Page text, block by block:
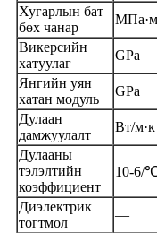
Хугарлын бат
бөх чанар
Викерсийн
хатуулаг
GPa
Янгийн уян
хатан модуль
GPa
Дулаан
дамжуулалт
Вт/м·к
Дулааны
тэлэлтийн
коэффициент
10-6/
Диэлектрик
тогтмол
—